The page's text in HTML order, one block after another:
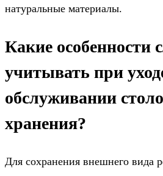
натуральные материалы.
Какие особенности
учитывать при
обслуживании
хранения?
Для сохранения внешнего вида